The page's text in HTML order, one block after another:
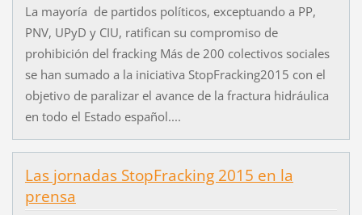
La mayoría de partidos políticos, exceptuando a PP,
PNV, UPyD y CIU, ratifican su compromiso de
prohibición del fracking Más de 200 colectivos sociales
se han sumado a la iniciativa StopFracking2015 con el
objetivo de paralizar el avance de la fractura hidráulica
en todo el Estado español....
Las jornadas StopFracking 2015 en la
prensa